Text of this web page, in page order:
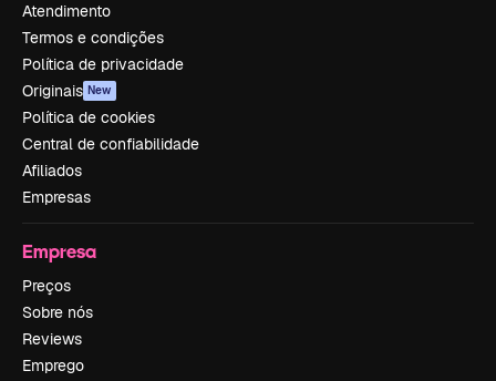
Atendimento
Termos e condições
Política de privacidade
Originais New
Política de cookies
Central de confiabilidade
Afiliados
Empresas
Empresa
Preços
Sobre nós
Reviews
Emprego